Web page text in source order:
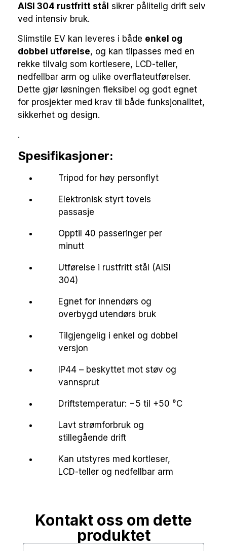
AISI 304 rustfritt stål sikrer pålitelig drift selv
ved intensiv bruk.
Slimstile EV kan leveres i både enkel og
dobbel utførelse, og kan tilpasses med en
rekke tilvalg som kortlesere, LCD-teller,
nedfellbar arm og ulike overflateutførelser.
Dette gjør løsningen fleksibel og godt egnet
for prosjekter med krav til både funksjonalitet,
sikkerhet og design.
.
Spesifikasjoner:
Tripod for høy personflyt
Elektronisk styrt toveis
passasje
Opptil 40 passeringer per
minutt
Utførelse i rustfritt stål (AISI
304)
Egnet for innendørs og
overbygd utendørs bruk
Tilgjengelig i enkel og dobbel
versjon
IP44 – beskyttet mot støv og
vannsprut
Driftstemperatur: −5 til +50 °C
Lavt strømforbruk og
stillegående drift
Kan utstyres med kortleser,
LCD-teller og nedfellbar arm
Kontakt oss om dette
produktet